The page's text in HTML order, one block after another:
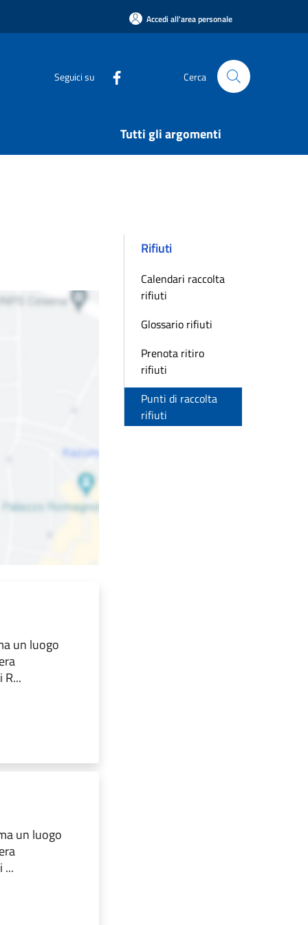
Accedi all'area personale
Seguici su Cerca
Tutti gli argomenti
un luogo
un luogo
Rifiuti
Calendari raccolta
rifiuti
Glossario rifiuti
Prenota ritiro
rifiuti
Punti di raccolta
rifiuti